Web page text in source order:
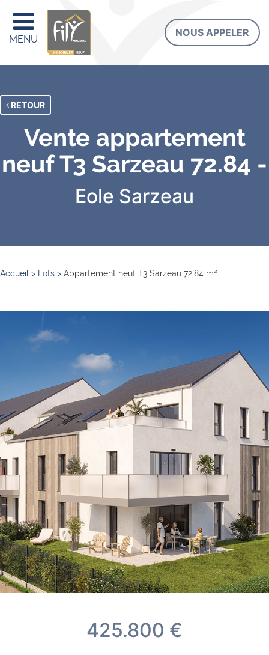
MENU
NOUS APPELER
RETOUR
Vente appartement
neuf T3 Sarzeau 72.84 -
Eole Sarzeau
Accueil > Lots > Appartement neuf T3 Sarzeau 72.84 m²
425.800 €